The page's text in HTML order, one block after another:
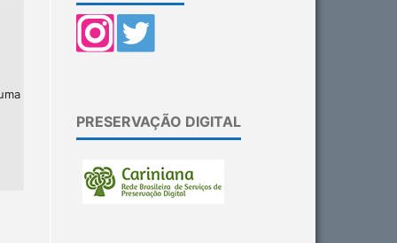
PRESERVAÇÃO DIGITAL